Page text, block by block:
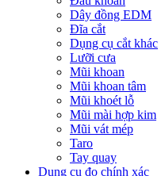
Dây đồng EDM
Đĩa cắt
Dụng cụ cắt khác
Lưỡi cưa
Mũi khoan
Mũi khoan tâm
Mũi khoét lỗ
Mũi mài hợp kim
Mũi vát mép
Taro
Tay quay
Dụng cụ đo chính xác